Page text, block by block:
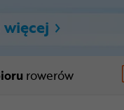
rowerów